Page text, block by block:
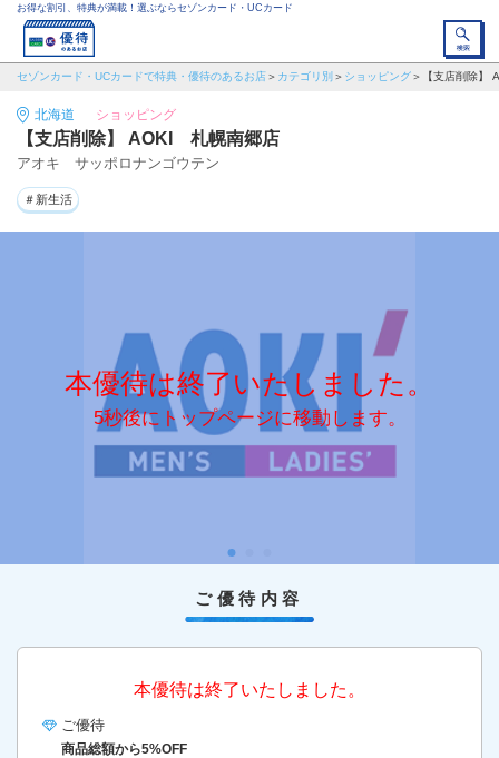
お得な割引、特典が満載！選ぶならセゾンカード・UCカード
セゾンカード・UCカードで特典・優待のあるお店 カテゴリ別 ショッピング 【支店削除
北海道 ショッピング
【支店削除】 AOKI 札幌南郷店
アオキ サッポロナンゴウテン
＃新生活
本優待は終了いたしました。
5秒後にトップページに移動します。
ご優待内容
本優待は終了いたしました。
ご優待
商品総額から5%OFF